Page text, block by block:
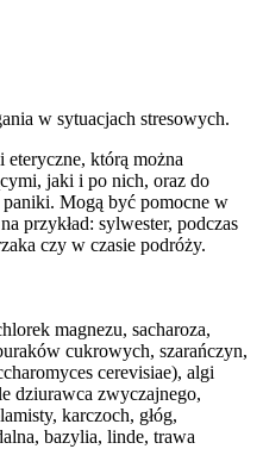
w sytuacjach stresowych.
którą można
jaki i po nich, oraz do
Mogą być pomocne w
przykład: sylwester, podczas
czy w czasie podróży.
magnezu, sacharoza,
cukrowych, szarańczyn,
cerevisiae), algi
dziurawca zwyczajnego,
karczoch, głóg,
bazylia, linde, trawa